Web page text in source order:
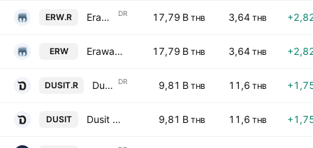
ERW.R Erawan Group Public Co., Ltd. NVDR DR 17,79 B THB 3,64 THB
ERW Erawan Group Public Co., Ltd. 17,79 B THB 3,64 THB
DUSIT.R Dusit Thani Public Co. Ltd. NVDR DR 9,81 B THB 11,6 THB
DUSIT Dusit Thani Public Co. Ltd. 9,81 B THB 11,6 THB